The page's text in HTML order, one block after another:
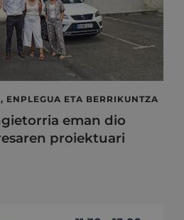
ENPLEGUA ETA BERRIKUNTZA
eman dio
proiektuari